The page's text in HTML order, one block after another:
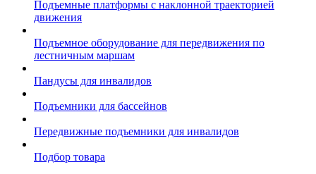
Подъемные платформы с наклонной траекторией
движения
Подъемное оборудование для передвижения по
лестничным маршам
Пандусы для инвалидов
Подъемники для бассейнов
Передвижные подъемники для инвалидов
Подбор товара